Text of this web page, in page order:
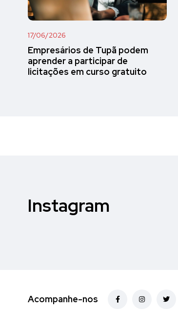
17/06/2026
Empresários de Tupã podem
aprender a participar de
licitações em curso gratuito
Instagram
Acompanhe-nos